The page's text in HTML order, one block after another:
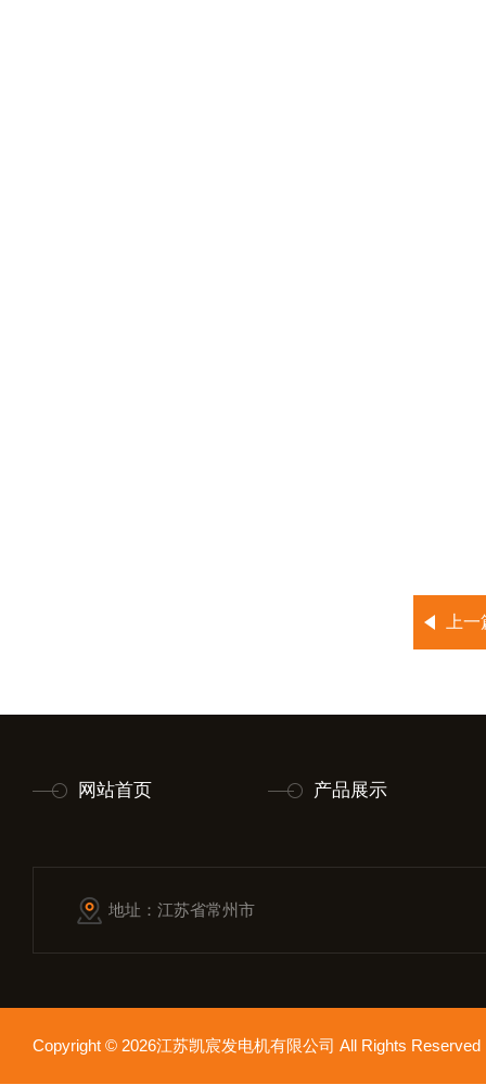
上
网站首页 产品展示
地址：江苏省常州市
Copyright © 2026江苏凯宸发电机有限公司 All Rights